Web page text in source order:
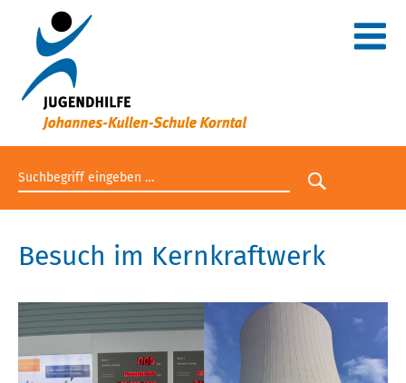
Suchbegriff eingeben
Suche
Besuch im Kernkraftwerk